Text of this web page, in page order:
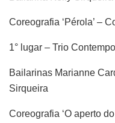
Coreografia ‘Pérola’ –
1° lugar – Trio
Bailarinas Marianne
Sirqueira
Coreografia ‘O aperto